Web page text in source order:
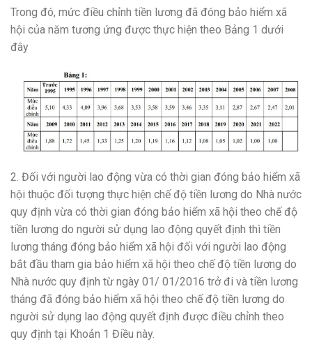
Trong đó, mức điều chỉnh tiền lương đã đóng bảo hiểm xã
hội của năm tương ứng được thực hiện theo Bảng 1 dưới
đây
2. Đối với người lao động vừa có thời gian đóng bảo hiểm xã
hội thuộc đối tượng thực hiện chế độ tiền lương do Nhà nước
quy định vừa có thời gian đóng bảo hiểm xã hội theo chế độ
tiền lương do người sử dụng lao động quyết định thì tiền
lương tháng đóng bảo hiểm xã hội đối với người lao động
bắt đầu tham gia bảo hiểm xã hội theo chế độ tiền lương do
Nhà nước quy định từ ngày 01/ 01/2016 trở đi và tiền lương
tháng đã đóng bảo hiểm xã hội theo chế độ tiền lương do
người sử dụng lao động quyết định được điều chỉnh theo
quy định tại Khoản 1 Điều này.